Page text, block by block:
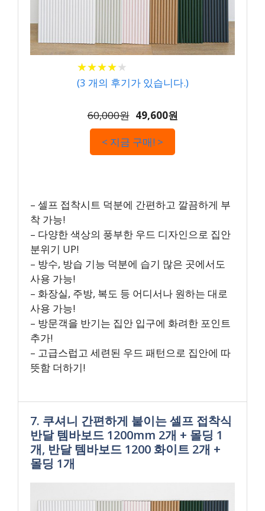
★★★★★
★★★★★
(3 개의 후기가 있습니다.)
60,000원 49,600원
< 지금 구매! >
– 셀프 접착시트 덕분에 간편하고 깔끔하게 부
착 가능!
– 다양한 색상의 풍부한 우드 디자인으로 집안
분위기 UP!
– 방수, 방습 기능 덕분에 습기 많은 곳에서도
사용 가능!
– 화장실, 주방, 복도 등 어디서나 원하는 대로
사용 가능!
– 방문객을 반기는 집안 입구에 화려한 포인트
추가!
– 고급스럽고 세련된 우드 패턴으로 집안에 따
뜻함 더하기!
7. 쿠셔니 간편하게 붙이는 셀프 접착식
반달 템바보드 1200mm 2개 + 몰딩 1
개, 반달 템바보드 1200 화이트 2개 +
몰딩 1개